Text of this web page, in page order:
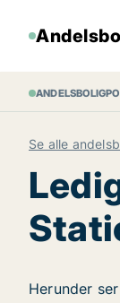
Se alle
Herunder